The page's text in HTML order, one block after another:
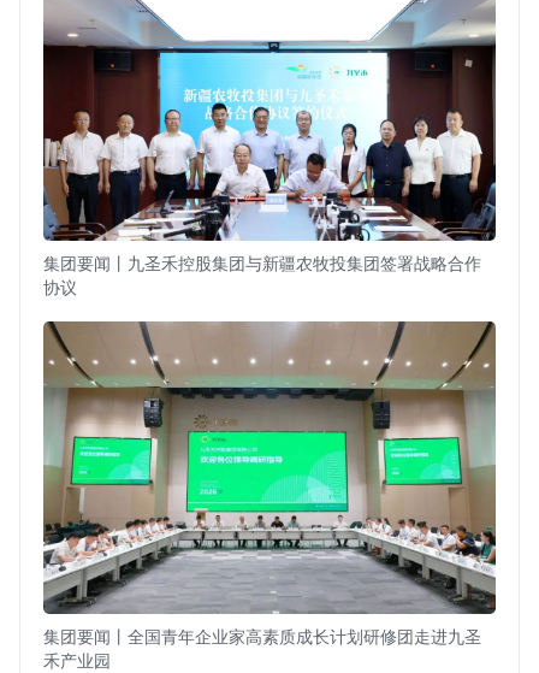
集团要闻丨九圣禾控股集团与新疆农牧投集团签署战略合作
协议
集团要闻丨全国青年企业家高素质成长计划研修团走进九圣
禾产业园